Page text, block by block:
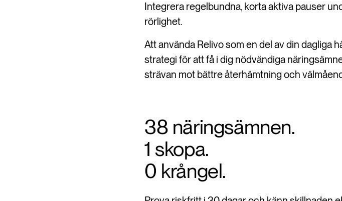
Integrera regelbundna, korta aktiva pauser
rörlighet.
Att använda Relivo som en del av din dagliga
strategi för att få i dig nödvändiga
strävan mot bättre återhämtning och
38 näringsämnen.
1 skopa.
0 krångel.